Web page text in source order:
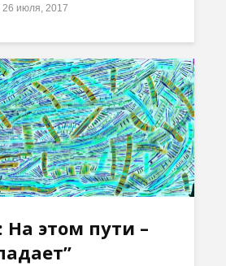
26 июля, 2017
На этом пути –